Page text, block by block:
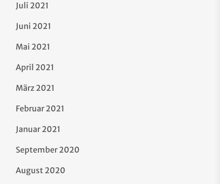
Juli 2021
Juni 2021
Mai 2021
April 2021
März 2021
Februar 2021
Januar 2021
September 2020
August 2020